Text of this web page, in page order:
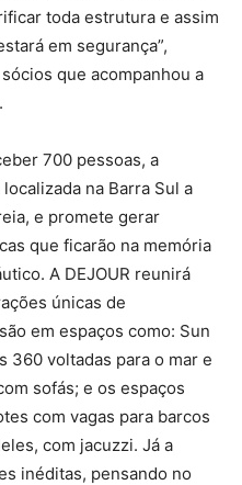
toda estrutura e assim
em segurança”,
que acompanhou a
700 pessoas, a
na Barra Sul a
e promete gerar
que ficarão na memória
A DEJOUR reunirá
únicas de
em espaços como: Sun
360 voltadas para o mar e
sofás; e os espaços
com vagas para barcos
com jacuzzi. Já a
inéditas, pensando no